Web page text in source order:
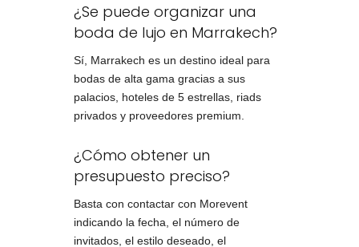
¿Se puede organizar una
boda de lujo en Marrakech?
Sí, Marrakech es un destino ideal para
bodas de alta gama gracias a sus
palacios, hoteles de 5 estrellas, riads
privados y proveedores premium.
¿Cómo obtener un
presupuesto preciso?
Basta con contactar con Morevent
indicando la fecha, el número de
invitados, el estilo deseado, el